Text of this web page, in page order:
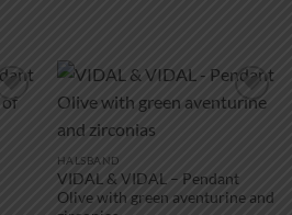
HALSBAND
VIDAL & VIDAL – Pendant
Olive with green aventurine and